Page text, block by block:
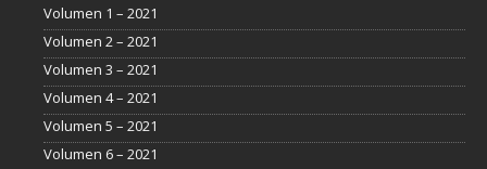
Volumen 1 – 2021
Volumen 2 – 2021
Volumen 3 – 2021
Volumen 4 – 2021
Volumen 5 – 2021
Volumen 6 – 2021